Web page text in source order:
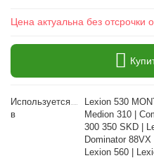
Цена актуальна без отсрочки
Используется
в
Lexion 530
Medion 310 |
300 350 SKD |
Dominator 88VX
Lexion 560 |